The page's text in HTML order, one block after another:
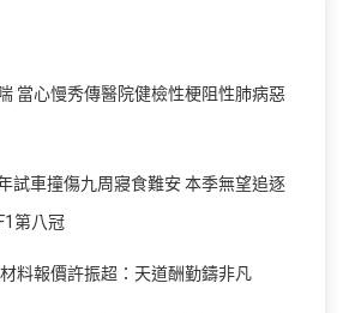
當心慢秀傳醫院健檢性梗阻性肺病惡
試車撞傷九周寢食難安 本季無望追逐
第八冠
料報價許振超：天道酬勤鑄非凡